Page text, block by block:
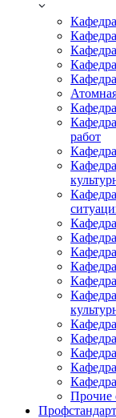
работ
Прочие